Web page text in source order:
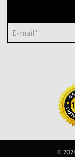
E-mail*
©